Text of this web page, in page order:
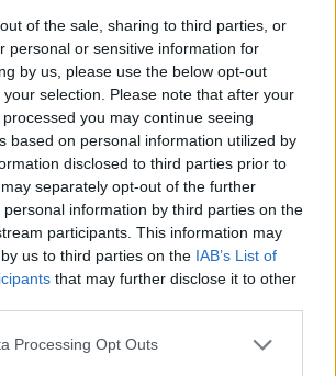
of the sale, sharing to third parties, or
personal or sensitive information for
by us, please use the below opt-out
selection. Please note that after your
you may continue seeing
based on personal information utilized by
disclosed to third parties prior to
separately opt-out of the further
information by third parties on the
participants. This information may
us to third parties on the IAB’s List of
that may further disclose it to other
Processing Opt Outs
σήμερα 3 Αυγούστου 2026
Διαφήμιση